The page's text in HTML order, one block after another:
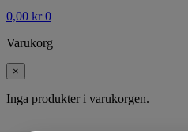
0,00 kr 0
Varukorg
×
Inga produkter i varukorgen.